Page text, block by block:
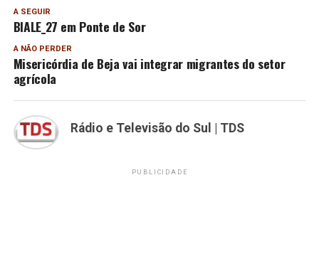
A SEGUIR
BIALE_27 em Ponte de Sor
A NÃO PERDER
Misericórdia de Beja vai integrar migrantes do setor
agrícola
Rádio e Televisão do Sul | TDS
PUBLICIDADE